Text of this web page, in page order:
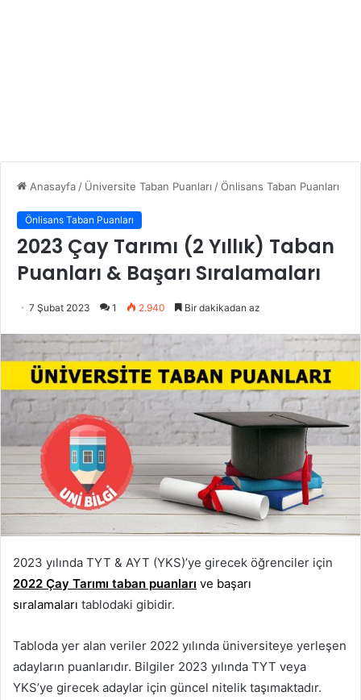
Anasayfa / Üniversite Taban Puanları /Önlisans Taban Puanları
Önlisans Taban Puanları
2023 Çay Tarımı (2 Yıllık) Taban
Puanları & Başarı Sıralamaları
7 Şubat 2023 1 2.940 Bir dakikadan az
2023 yılında TYT & AYT (YKS)’ye girecek öğrenciler için
2022 Çay Tarımı taban puanları ve başarı
sıralamaları tablodaki gibidir.
Tabloda yer alan veriler 2022 yılında üniversiteye yerleşen
adayların puanlarıdır. Bilgiler 2023 yılında TYT veya
YKS’ye girecek adaylar için güncel nitelik taşımaktadır.